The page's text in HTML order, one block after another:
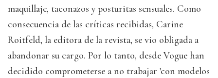
maquillaje, taconazos y posturitas sensuales. Como
consecuencia de las críticas recibidas, Carine
Roitfeld, la editora de la revista, se vio obligada a
abandonar su cargo. Por lo tanto, desde Vogue han
decidido comprometerse a no trabajar 'con modelos